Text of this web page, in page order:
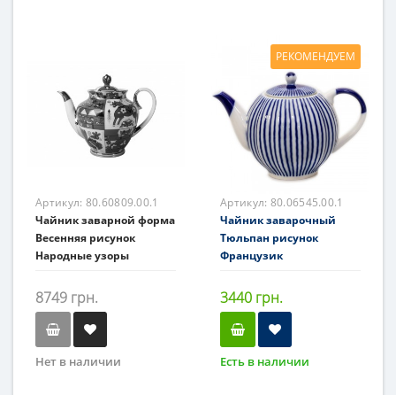
Артикул: 80.60809.00.1
Чайник заварной форма
Весенняя рисунок
Народные узоры
8749 грн.
Нет в наличии
РЕКОМЕНДУЕМ
Артикул: 80.06545.00.1
Чайник заварочный
Тюльпан рисунок
Французик
3440 грн.
Есть в наличии